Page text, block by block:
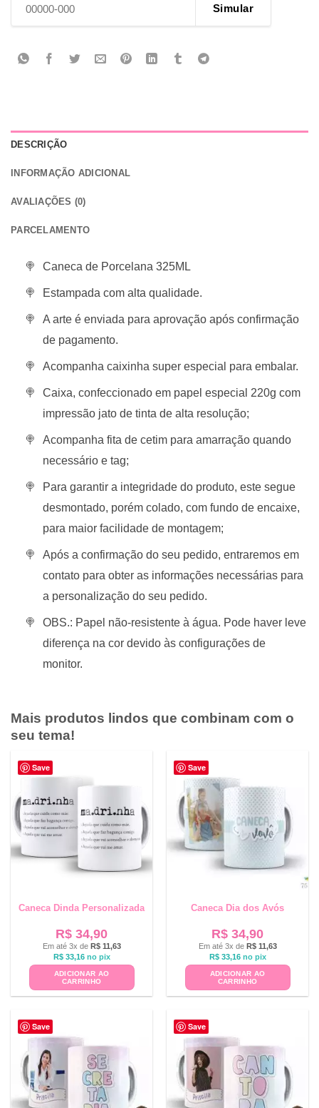
Simular
DESCRIÇÃO
INFORMAÇÃO ADICIONAL
AVALIAÇÕES (0)
PARCELAMENTO
Caneca de Porcelana 325ML
Estampada com alta qualidade.
A arte é enviada para aprovação após confirmação
de pagamento.
Acompanha caixinha super especial para embalar.
Caixa, confeccionado em papel especial 220g com
impressão jato de tinta de alta resolução;
Acompanha fita de cetim para amarração quando
necessário e tag;
Para garantir a integridade do produto, este segue
desmontado, porém colado, com fundo de encaixe,
para maior facilidade de montagem;
Após a confirmação do seu pedido, entraremos em
contato para obter as informações necessárias para
a personalização do seu pedido.
OBS.: Papel não-resistente à água. Pode haver leve
diferença na cor devido às configurações de
monitor.
Mais produtos lindos que combinam com o
seu tema!
Save
Caneca Dinda Personalizada
R$ 34,90
Em até 3x de R$11,63
R$33,16 no pix
ADICIONAR AO
CARRINHO
Save
Caneca Dia dos Avós
R$ 34,90
Em até 3x de R$11,63
R$33,16 no pix
ADICIONAR AO
CARRINHO
Save Save